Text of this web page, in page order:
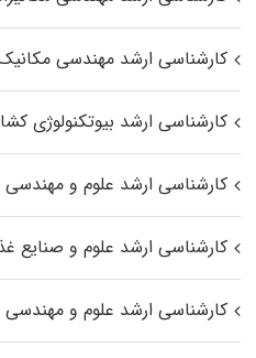
کارشناسی ارشد مهندسی
کارشناسی ارشد بیوتکنولوژی
کارشناسی ارشد علوم و مهندسی
کارشناسی ارشد علوم و صنایع
کارشناسی ارشد علوم و